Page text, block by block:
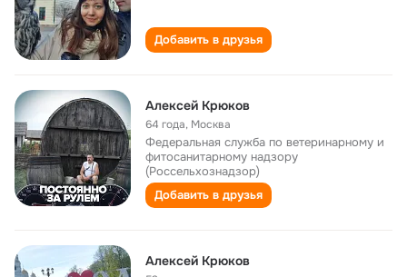
Добавить в друзья
Алексей Крюков
64 года, Москва
Федеральная служба по ветеринарному и
фитосанитарному надзору
(Россельхознадзор)
Добавить в друзья
Алексей Крюков